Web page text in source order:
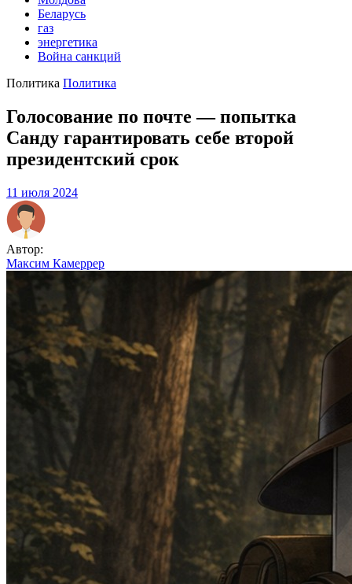
Беларусь
газ
энергетика
Война санкций
Политика Политика
Голосование по почте — попытка
Санду гарантировать себе второй
президентский срок
11 июля 2024
Автор:
Максим Камеррер